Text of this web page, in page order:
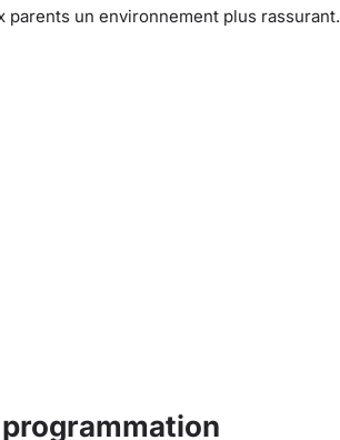
un environnement plus rassurant.